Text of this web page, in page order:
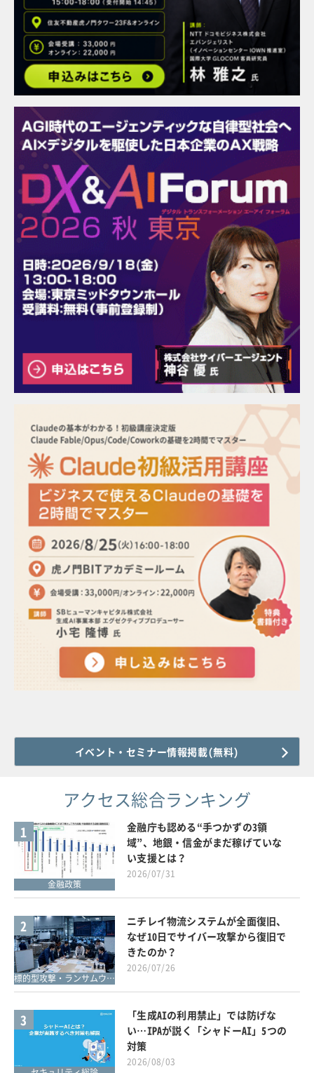
イベント・セミナー情報掲載(無料)
アクセス総合ランキング
1
金融政策
金融庁も認める“手つかずの3領
域”、地銀・信金がまだ稼げていな
い支援とは？
2026/07/31
2
標的型攻撃・ランサムウェア対策
ニチレイ物流システムが全面復旧、
なぜ10日でサイバー攻撃から復旧で
きたのか？
2026/07/26
3
「生成AIの利用禁止」では防げな
い…IPAが説く「シャドーAI」5つの
対策
2026/08/03